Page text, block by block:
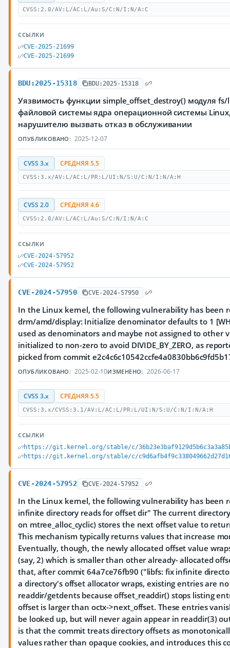
CVSS:2.0/AV:L/AC:L/Au:S/C:N/I:N/A:C
ССЫЛКИ
CVE-2025-21699
CVE-2025-21699
BDU:2025-15318 BDU:2025-15318
Уязвимость функции simple_offset_destroy() модуля
файловой системы ядра операционной системы
нарушителю вызвать отказ в обслуживании
ОПУБЛИКОВАНО: 2025-12-07
CVSS 3.x СРЕДНЯЯ 5.5
CVSS:3.x/AV:L/AC:L/PR:L/UI:N/S:U/C:N/I:N/A:H
CVSS 2.0 СРЕДНЯЯ 4.6
CVSS:2.0/AV:L/AC:L/Au:S/C:N/I:N/A:C
ССЫЛКИ
CVE-2024-57952
CVE-2024-57952
CVE-2024-57950 CVE-2024-57950
In the Linux kernel, the following vulnerability has been
drm/amd/display: Initialize denominator defaults to 1
used as denominators and maybe not assigned to other
initialized to non-zero to avoid DIVIDE_BY_ZERO, as
picked from commit
ОПУБЛИКОВАНО: 2025-02-10ИЗМЕНЕНО: 2026-06-17
CVSS 3.x СРЕДНЯЯ 5.5
CVSS:3.x/CVSS:3.1/AV:L/AC:L/PR:L/UI:N/S:U/C:N/I:N/A:H
ССЫЛКИ
https://git.kernel.org/stable/c/
https://git.kernel.org/stable/c/
CVE-2024-57952 CVE-2024-57952
In the Linux kernel, the following vulnerability has been
infinite directory reads for offset dir" The current
on mtree_alloc_cyclic) stores the next offset value to
This mechanism typically returns values that increase
Eventually, though, the newly allocated offset value
(say, 2) which is smaller than other already- allocated
that, after commit 64a7ce76fb90 ("libfs: fix infinite
a directory's offset allocator wraps, existing entries are
readdir/getdents because offset_readdir() stops listing
offset is larger than octx->next_offset. These entries
be looked up, but will never again appear in readdir(3)
is that the commit treats directory offsets as
values rather than opaque cookies, and introduces this